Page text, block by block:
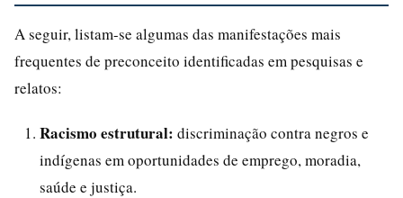
A seguir, listam-se algumas das manifestações mais
frequentes de preconceito identificadas em pesquisas e
relatos:
Racismo estrutural: discriminação contra negros e
indígenas em oportunidades de emprego, moradia,
saúde e justiça.